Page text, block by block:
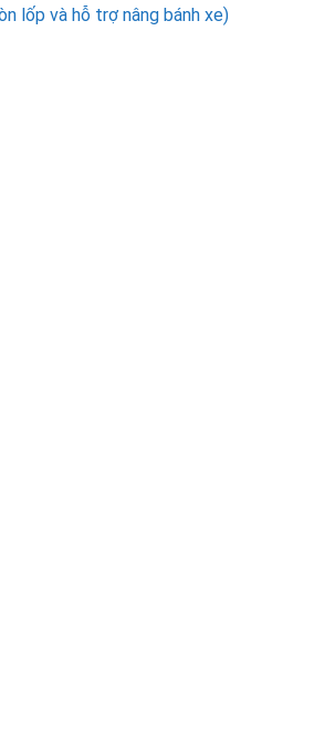
lốp và hỗ trợ nâng bánh xe)